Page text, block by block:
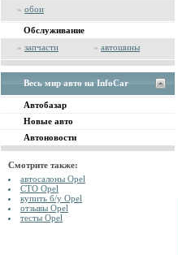
» обои
Обслуживание
» запчасти » автошины
Весь мир авто на InfoCar
Автобазар
Новые авто
Автоновости
Смотрите также:
автосалоны Opel
СТО Opel
купить б/у Opel
отзывы Opel
тесты Opel